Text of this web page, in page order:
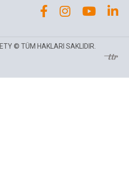
© TÜM HAKLARI SAKLIDIR.